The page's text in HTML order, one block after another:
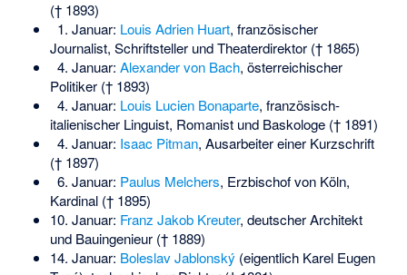
(† 1893)
1. Januar: Louis Adrien Huart, französischer
Journalist, Schriftsteller und Theaterdirektor († 1865)
4. Januar: Alexander von Bach, österreichischer
Politiker († 1893)
4. Januar: Louis Lucien Bonaparte, französisch-
italienischer Linguist, Romanist und Baskologe († 1891)
4. Januar: Isaac Pitman, Ausarbeiter einer Kurzschrift
(† 1897)
6. Januar: Paulus Melchers, Erzbischof von Köln,
Kardinal († 1895)
10. Januar: Franz Jakob Kreuter, deutscher Architekt
und Bauingenieur († 1889)
14. Januar: Boleslav Jablonský (eigentlich Karel Eugen